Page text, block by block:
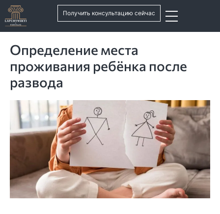
Получить консультацию сейчас
Определение места
проживания ребёнка после
развода